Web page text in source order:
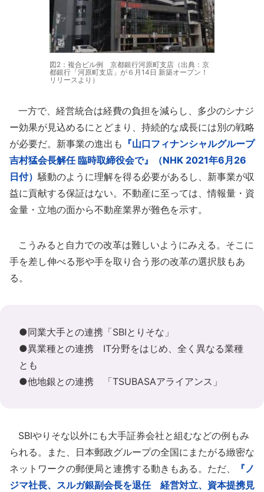
図2：複合ビル例 京都銀行河原町支店（出典：京
都銀行「河原町支店」が６月14日 新築オープン！
リリースより）
一方で、経営統合は経費の負担を減らし、多少のシナジ
ー効果が見込めるにとどまり、持続的な成長には別の戦略
が必要だ。新事業の進出も 『山口フィナンシャルグループ
吉村猛会長解任 臨時取締役会で』（NHK 2021年6月26
日付）騒動のように理解を得る必要があるし、新事業が収
益に貢献する保証はない。不動産に至っては、情報量・資
金量・立地の面から不動産業界が難色を示す。
こうみると自力での改革は難しいようにみえる。そこに
手を差し伸べる形や手を取り合う形の改革の選択肢もあ
る。
●同業大手との連携「SBIとりそな」
●異業種との連携 IT分野をはじめ、全く異なる業種
とも
●他地銀との連携 「TSUBASAアライアンス」
SBIやりそな以外にも大手証券会社と組むなどの例もみ
られる。また、日本郵政グループの全国にまたがる緻密な
ネットワークの郵便局と連携する動きもある。ただ、
『ノ
ジマ社長、スルガ銀副会長を退任 経営対立、資本提携見